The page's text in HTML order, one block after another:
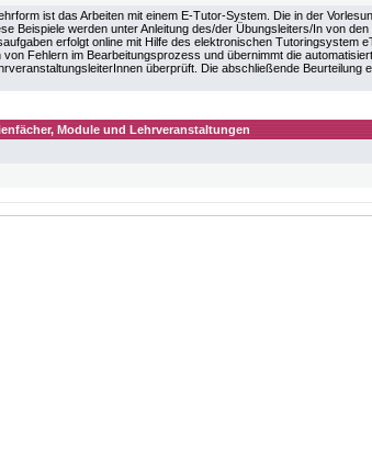
ist das Arbeiten mit einem E-Tutor-System. Die in der
Beispiele werden unter Anleitung des/der Übungsleiters/In von
erfolgt online mit Hilfe des elektronischen Tutoringsystem
Fehlern im Bearbeitungsprozess und übernimmt die
überprüft. Die abschließende Beurteilung
Module und Lehrveranstaltungen